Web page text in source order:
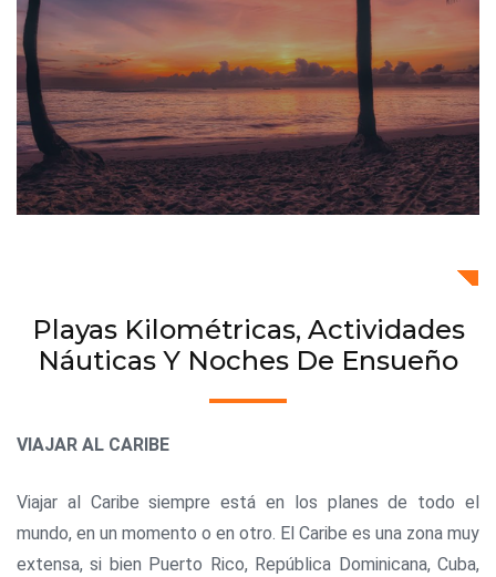
Playas Kilométricas, Actividades
Náuticas Y Noches De Ensueño
VIAJAR AL CARIBE
Viajar al Caribe siempre está en los planes de todo el
mundo, en un momento o en otro. El Caribe es una zona muy
extensa, si bien Puerto Rico, República Dominicana, Cuba,